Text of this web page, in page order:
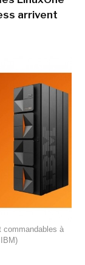
arrivent
commandables à